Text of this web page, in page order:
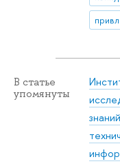
В статье
упомянуты